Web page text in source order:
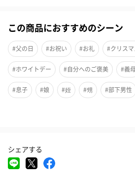
■デンタルフロス（同種2個セット）
毎年7億個ものプラスチック製フロスケ
に着目し、今までにない新たな紙製のパ
た。
※パッケージリニューアルに伴い、旧デ
この商品におすすめのシーン
#父の日 #お祝い #お礼 #クリスマ
#ホワイトデー #自分へのご褒美 #義
#息子 #娘 #姪 #甥 #部下男性
#男子高校生
#男友達 #男性
シェアする